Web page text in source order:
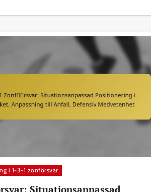
i 1-3-1 zonförsvar
Situationsanpassad